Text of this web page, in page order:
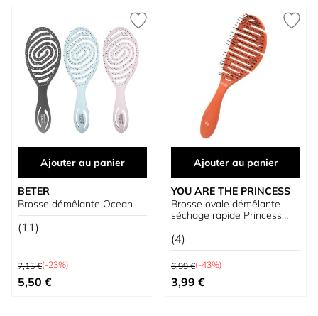
Ajouter au panier
BETER
Brosse démêlante Ocean
(11)
Prix normal
7,15 €(-23%)
Prix spécial
5,50 €
Ajouter au panier
YOU ARE THE PRINCESS
Brosse ovale démêlante
séchage rapide Princess
Saves The World
(4)
Prix normal
6,99 €(-43%)
Prix spécial
3,99 €